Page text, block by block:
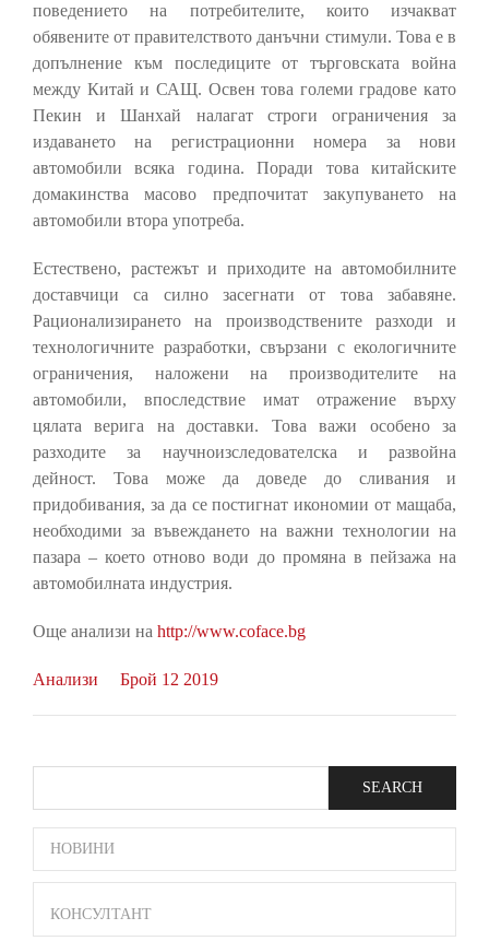
поведението на потребителите, които изчакват
обявените от правителството данъчни стимули. Това е в
допълнение към последиците от търговската война
между Китай и САЩ. Освен това големи градове като
Пекин и Шанхай налагат строги ограничения за
издаването на регистрационни номера за нови
автомобили всяка година. Поради това китайските
домакинства масово предпочитат закупуването на
автомобили втора употреба.
Естествено, растежът и приходите на автомобилните
доставчици са силно засегнати от това забавяне.
Рационализирането на производствените разходи и
технологичните разработки, свързани с екологичните
ограничения, наложени на производителите на
автомобили, впоследствие имат отражение върху
цялата верига на доставки. Това важи особено за
разходите за научноизследователска и развойна
дейност. Това може да доведе до сливания и
придобивания, за да се постигнат икономии от мащаба,
необходими за въвеждането на важни технологии на
пазара – което отново води до промяна в пейзажа на
автомобилната индустрия.
Още анализи на http://www.coface.bg
Анализи Брой 12 2019
SIDE
BAR
MENU
НОВИНИ
КОНСУЛТАНТ